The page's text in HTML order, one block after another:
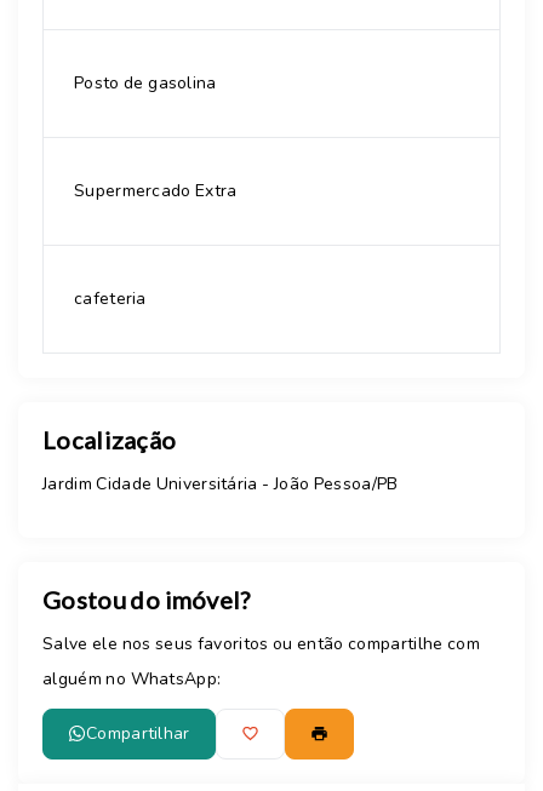
Posto de gasolina
Supermercado Extra
cafeteria
Localização
Jardim Cidade Universitária - João Pessoa/PB
Gostou do imóvel?
Salve ele nos seus favoritos ou então compartilhe com
alguém no WhatsApp:
Compartilhar